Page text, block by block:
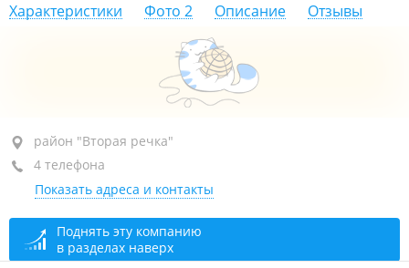
Характеристики Фото 2 Описание Отзывы
район "Вторая речка", ул. Бородинская, 4А стр. 1
3-й этаж, оф. 301
+7 (423) 277-66-55
+7 914 707-66-55
+7 914 707-44-55
район "Вторая речка"
4 телефона
Показать адреса и контакты
Поднять эту компанию
в разделах наверх